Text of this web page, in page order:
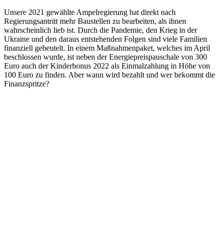
Unsere 2021 gewählte Ampelregierung hat direkt nach
Regierungsantritt mehr Baustellen zu bearbeiten, als ihnen
wahrscheinlich lieb ist. Durch die Pandemie, den Krieg in der
Ukraine und den daraus entstehenden Folgen sind viele Familien
finanziell gebeutelt. In einem Maßnahmenpaket, welches im April
beschlossen wurde, ist neben der Energiepreispauschale von 300
Euro auch der Kinderbonus 2022 als Einmalzahlung in Höhe von
100 Euro zu finden. Aber wann wird bezahlt und wer bekommt die
Finanzspritze?